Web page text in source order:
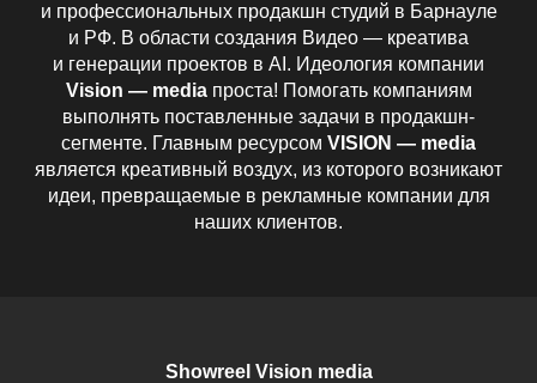
и профессиональных продакшн студий в Барнауле
и РФ. В области создания Видео — креатива
и генерации проектов в AI. Идеология компании
Vision — mediaпроста! Помогать компаниям
выполнять поставленные задачи в продакшн-
сегменте. Главным ресурсом VISION — media
является креативный воздух, из которого возникают
идеи, превращаемые в рекламные компании для
наших клиентов.
Showreel Vision media